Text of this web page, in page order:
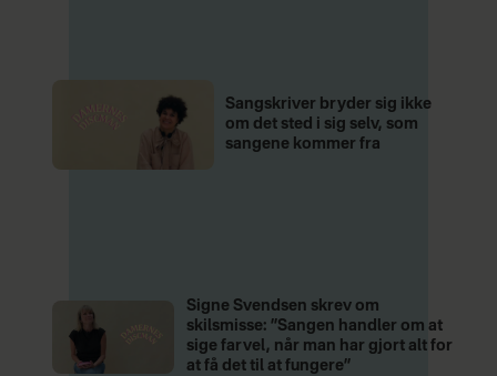
Sangskriver bryder sig ikke
om det sted i sig selv, som
sangene kommer fra
Signe Svendsen skrev om
skilsmisse: ”Sangen handler om at
sige farvel, når man har gjort alt for
at få det til at fungere”